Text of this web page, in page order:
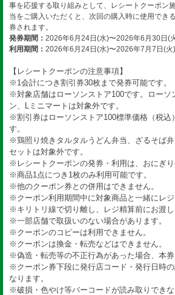
事を応援する取り組みとして、レシートクーポン
当をご購入いただくと、次回の購入時に使用でき
券されます。
発券期間： 2026年6月24日(水)〜2026年6月30日(
利用期間： 2026年6月24日(水)〜2026年7月7日(火)
【レシートクーポンの注意事項】
※1会計につき割引券30枚まで発券可能です。
※対象店舗はローソンストア100です。ローソ
ン、Lミニマートは対象外です。
※割引券はローソンストア100標準価格（税込
す。
※鶏照り焼きタルタルうどん弁当、ざるそば
セットは対象外です。
※レシートクーポンの発券・利用は、おにぎり
※商品1点につき1枚のみ利用可能です。
※他のクーポン券との併用はできません。
※クーポン利用期間中に対象商品と一緒にレジ
※キリトリ線で切り離し、レジ精算前にお渡し
※一部店舗で取扱いのない場合があります。
※クーポンのコピーは利用できません。
※クーポンは換金・転売などはできません。
※偽造・転売等の不正行為があった場合、本券
※クーポン券下段に発行店コード・発行日時
なります。
※破損・色やけ等バーコードが読み取りでき